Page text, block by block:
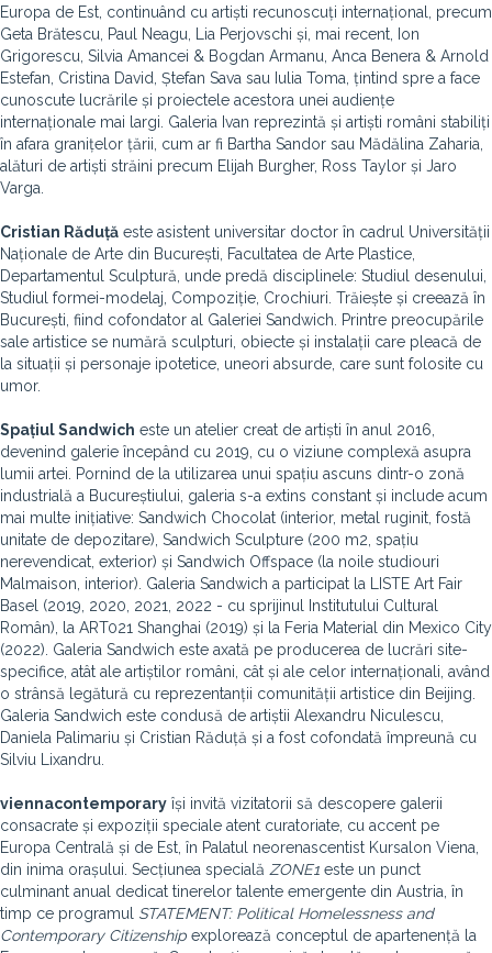
Europa de Est, continuând cu artiști recunoscuți internațional, precum
Geta Brătescu, Paul Neagu, Lia Perjovschi și, mai recent, Ion
Grigorescu, Silvia Amancei & Bogdan Armanu, Anca Benera & Arnold
Estefan, Cristina David, Ștefan Sava sau Iulia Toma, țintind spre a face
cunoscute lucrările și proiectele acestora unei audiențe
internaționale mai largi. Galeria Ivan reprezintă și artiști români stabiliți
în afara granițelor țării, cum ar fi Bartha Sandor sau Mădălina Zaharia,
alături de artiști străini precum Elijah Burgher, Ross Taylor și Jaro
Varga.
Cristian Răduță este asistent universitar doctor în cadrul Universității
Naționale de Arte din București, Facultatea de Arte Plastice,
Departamentul Sculptură, unde predă disciplinele: Studiul desenului,
Studiul formei-modelaj, Compoziție, Crochiuri. Trăiește și creează în
București, fiind cofondator al Galeriei Sandwich. Printre preocupările
sale artistice se numără sculpturi, obiecte și instalații care pleacă de
la situații și personaje ipotetice, uneori absurde, care sunt folosite cu
umor.
Spațiul Sandwich este un atelier creat de artiști în anul 2016,
devenind galerie începând cu 2019, cu o viziune complexă asupra
lumii artei. Pornind de la utilizarea unui spațiu ascuns dintr-o zonă
industrială a Bucureștiului, galeria s-a extins constant și include acum
mai multe inițiative: Sandwich Chocolat (interior, metal ruginit, fostă
unitate de depozitare), Sandwich Sculpture (200 m2, spațiu
nerevendicat, exterior) și Sandwich Offspace (la noile studiouri
Malmaison, interior). Galeria Sandwich a participat la LISTE Art Fair
Basel (2019, 2020, 2021, 2022 - cu sprijinul Institutului Cultural
Român), la ART021 Shanghai (2019) și la Feria Material din Mexico City
(2022). Galeria Sandwich este axată pe producerea de lucrări site-
specifice, atât ale artiștilor români, cât și ale celor internaționali, având
o strânsă legătură cu reprezentanții comunității artistice din Beijing.
Galeria Sandwich este condusă de artiștii Alexandru Niculescu,
Daniela Palimariu și Cristian Răduță și a fost cofondată împreună cu
Silviu Lixandru.
viennacontemporary își invită vizitatorii să descopere galerii
consacrate și expoziții speciale atent curatoriate, cu accent pe
Europa Centrală și de Est, în Palatul neorenascentist Kursalon Viena,
din inima orașului. Secțiunea specială ZONE1 este un punct
culminant anual dedicat tinerelor talente emergente din Austria, în
timp ce programul STATEMENT: Political Homelessness and
Contemporary Citizenship explorează conceptul de apartenență la